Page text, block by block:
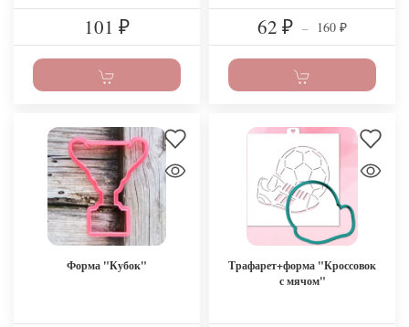
101 ₽ 62 ₽ – 160 ₽
Форма "Кубок"
Трафарет+форма "Кроссовок
с мячом"